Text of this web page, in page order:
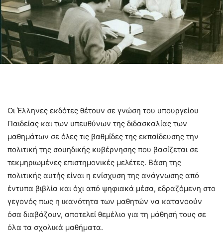
Οι Έλληνες εκδότες θέτουν σε γνώση του υπουργείου
Παιδείας και των υπευθύνων της διδασκαλίας των
μαθημάτων σε όλες τις βαθμίδες της εκπαίδευσης την
πολιτική της σουηδικής κυβέρνησης που βασίζεται σε
τεκμηριωμένες επιστημονικές μελέτες. Βάση της
πολιτικής αυτής είναι η ενίσχυση της ανάγνωσης από
έντυπα βιβλία και όχι από ψηφιακά μέσα, εδραζόμενη στο
γεγονός πως η ικανότητα των μαθητών να κατανοούν
όσα διαβάζουν, αποτελεί θεμέλιο για τη μάθησή τους σε
όλα τα σχολικά μαθήματα.